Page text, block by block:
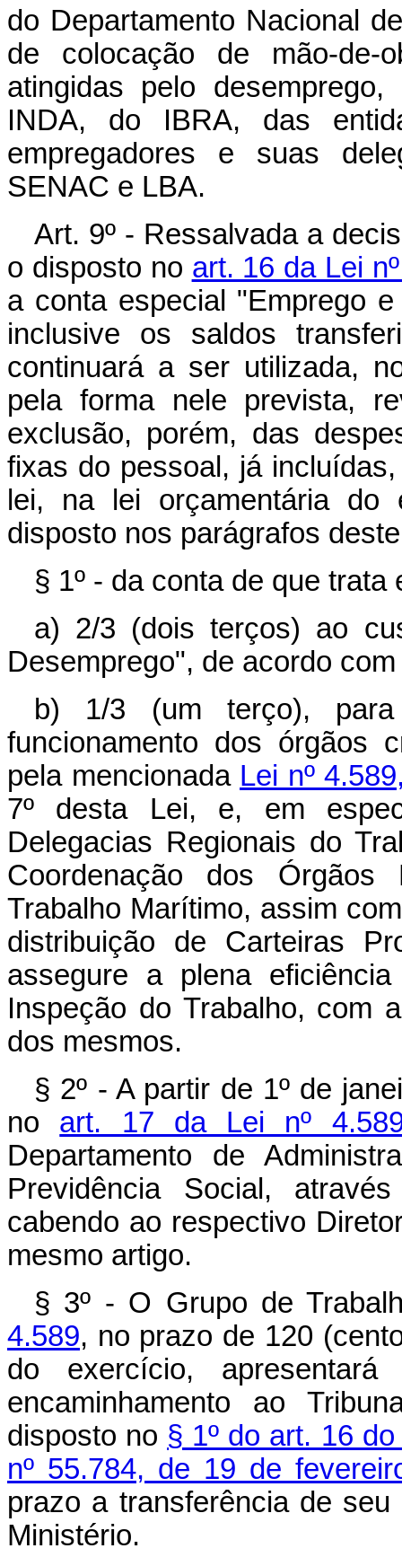
do Departamento Nacional
de colocação de mão-de-
atingidas pelo
INDA, do IBRA, das
empregadores e suas
SENAC e LBA.
Art. 9º - Ressalvada a
o disposto no art. 16 da Lei
a conta especial "Emprego
inclusive os saldos
continuará a ser utilizada,
pela forma nele prevista,
exclusão, porém, das
fixas do pessoal, já
lei, na lei orçamentária
disposto nos parágrafos
§ 1º - da conta de que
a) 2/3 (dois terços) ao
Desemprego", de acordo
b) 1/3 (um terço),
funcionamento dos órgãos
pela mencionada Lei nº
7º desta Lei, e, em
Delegacias Regionais do
Coordenação dos
Trabalho Marítimo, assim
distribuição de Carteiras
assegure a plena
Inspeção do Trabalho, com
dos mesmos.
§ 2º - A partir de 1º de
no art. 17 da Lei nº
Departamento de
Previdência Social,
cabendo ao respectivo
mesmo artigo.
§ 3º - O Grupo de
4.589, no prazo de 120
do exercício,
encaminhamento ao
disposto no § 1º do art. 16
nº 55.784, de 19 de
prazo a transferência de
Ministério.